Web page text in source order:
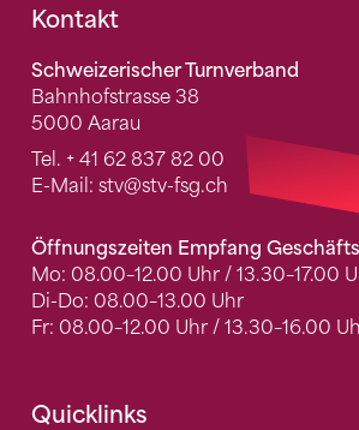
Fusszeile
Kontakt
Schweizerischer Turnverband
Bahnhofstrasse 38
5000 Aarau
Tel. + 41 62 837 82 00
E-Mail: stv@stv-fsg.ch
Öffnungszeiten Empfang
Mo: 08.00–12.00 Uhr / 13.30–17.00
Di-Do: 08.00–13.00 Uhr
Fr: 08.00–12.00 Uhr / 13.30–16.00
Quicklinks